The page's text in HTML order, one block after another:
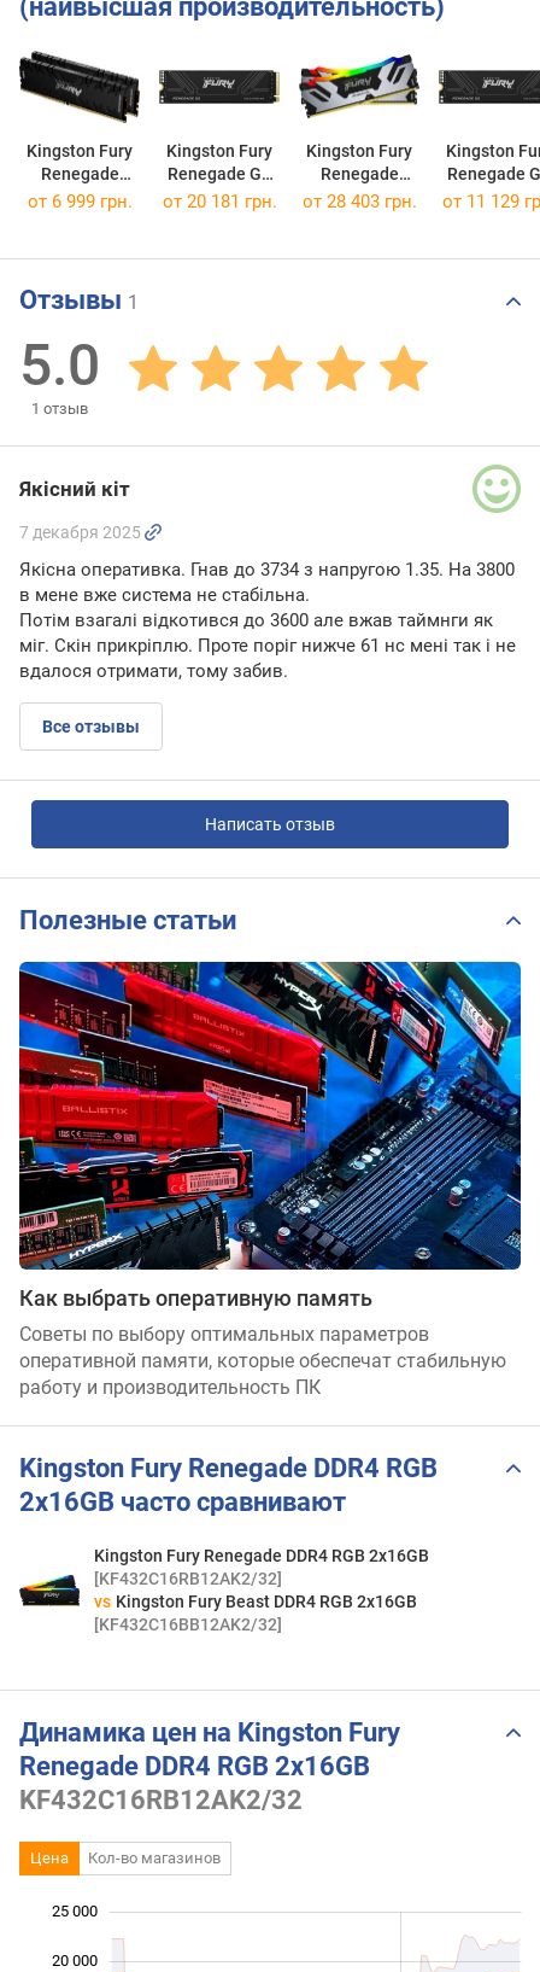
(наивысшая производительность)
Kingston Fury
Renegade
DDR4 2x16GB
Kingston Fury
Renegade G5
SFYR2S/2T0
Kingston Fury
Renegade
DDR5 RGB
Kingston
Renegade
SFYR2S/
от 6 999 грн. от 20 181 грн. от 28 403 грн. от 11 129
Отзывы 1
5.0
1 отзыв
Якісний кіт
7 декабря 2025
Якісна оперативка. Гнав до 3734 з напругою 1.35. На 3800
в мене вже система не стабільна.
Потім взагалі відкотився до 3600 але вжав таймнги як
міг. Скін прикріплю. Проте поріг нижче 61 нс мені так і не
вдалося отримати, тому забив.
Все отзывы
Написать отзыв
Полезные статьи
Как выбрать оперативную память
Советы по выбору оптимальных параметров
оперативной памяти, которые обеспечат стабильную
работу и производительность ПК
Kingston Fury Renegade DDR4 RGB
2x16GB часто сравнивают
Kingston Fury Renegade DDR4 RGB 2x16GB
[KF432C16RB12AK2/32]
vs Kingston Fury Beast DDR4 RGB 2x16GB
[KF432C16BB12AK2/32]
Динамика цен на Kingston Fury
Renegade DDR4 RGB 2x16GB
KF432C16RB12AK2/32
Цена Кол-во магазинов
20 000
25 000